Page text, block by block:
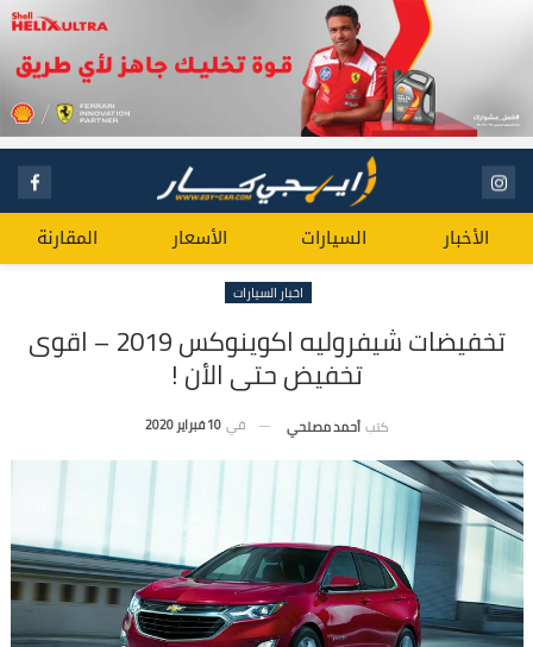
الأخبار السيارات الأسعار المقارنة
اخبار السيارات
تخفيضات شيفروليه اكوينوكس 2019 – اقوى
تخفيض حتى الأن !
كتب أحمد مصلحي في 10 فبراير 2020